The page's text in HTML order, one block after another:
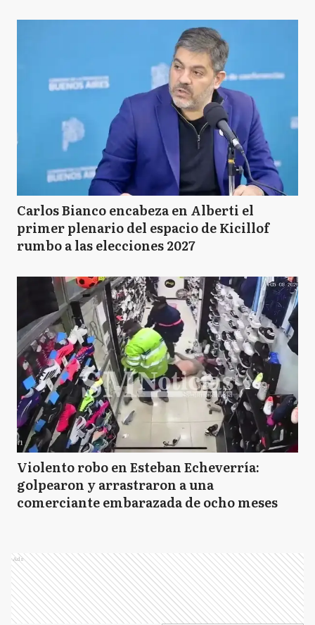
Carlos Bianco encabeza en Alberti el
primer plenario del espacio de Kicillof
rumbo a las elecciones 2027
Violento robo en Esteban Echeverría:
golpearon y arrastraron a una
comerciante embarazada de ocho meses
Ads